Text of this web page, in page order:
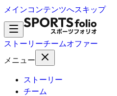
メインコンテンツへスキップ
ストーリーチームオファー
メニュー
ストーリー
チーム